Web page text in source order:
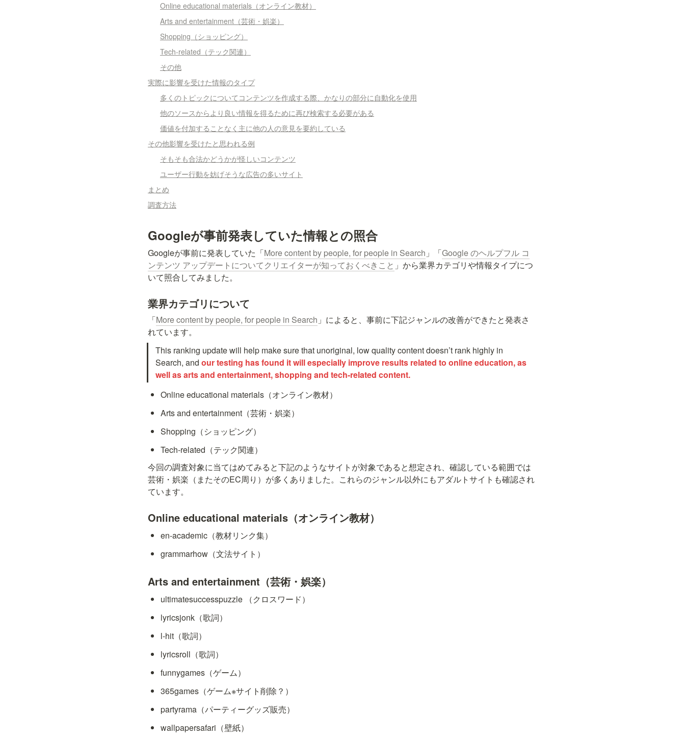
Online educational materials（オンライン教材）
Arts and entertainment（芸術・娯楽）
Shopping（ショッピング）
Tech-related（テック関連）
その他
実際に影響を受けた情報のタイプ
多くのトピックについてコンテンツを作成する際、かなりの部分に自動化を使用
他のソースからより良い情報を得るために再び検索する必要がある
価値を付加することなく主に他の人の意見を要約している
その他影響を受けたと思われる例
そもそも合法かどうかが怪しいコンテンツ
ユーザー行動を妨げそうな広告の多いサイト
まとめ
調査方法
Googleが事前発表していた情報との照合
Googleが事前に発表していた「More content by people, for people in Search 」「Google のヘルプフル コ
ンテンツ アップデートについてクリエイターが知っておくべきこと 」から業界カテゴリや情報タイプにつ
いて照合してみました。
業界カテゴリについて
「More content by people, for people in Search 」によると、事前に下記ジャンルの改善ができたと発表さ
れています。
This ranking update will help make sure that unoriginal, low quality content doesn’t rank highly in
Search, and our testing has found it will especially improve results related to online education, as
well as arts and entertainment, shopping and tech-related content.
Online educational materials（オンライン教材）
Arts and entertainment（芸術・娯楽）
Shopping（ショッピング）
Tech-related（テック関連）
今回の調査対象に当てはめてみると下記のようなサイトが対象であると想定され、確認している範囲では
芸術・娯楽（またそのEC周り）が多くありました。これらのジャンル以外にもアダルトサイトも確認され
ています。
Online educational materials（オンライン教材）
en-academic（教材リンク集）
grammarhow（文法サイト）
Arts and entertainment（芸術・娯楽）
ultimatesuccesspuzzle （クロスワード）
lyricsjonk（歌詞）
l-hit（歌詞）
lyricsroll（歌詞）
funnygames（ゲーム）
365games（ゲーム※サイト削除？）
partyrama（パーティーグッズ販売）
wallpapersafari（壁紙）